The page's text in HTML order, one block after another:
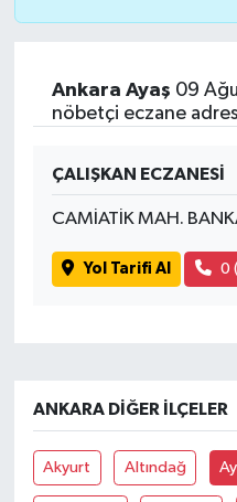
Ankara Ayaş 09
nöbetçi eczane
ÇALIŞKAN ECZANESİ
CAMİATİK MAH.
Yol Tarifi Al 0
ANKARA DIĞER İLÇELER
Akyurt Altındağ